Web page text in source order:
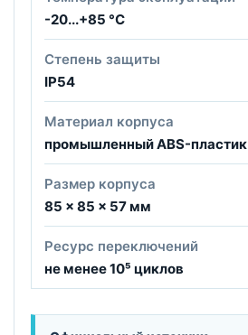
-20...+85 °C
Степень защиты
IP54
Материал корпуса
промышленный ABS-пластик
Размер корпуса
85 × 85 × 57 мм
Ресурс переключений
не менее 10⁵ циклов